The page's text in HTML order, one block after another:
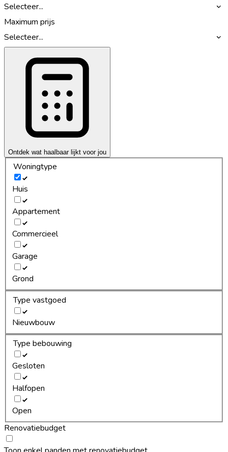
Selecteer...
Maximum prijs
Selecteer...
Ontdek wat haalbaar lijkt voor jou
Woningtype
Huis
Appartement
Commercieel
Garage
Grond
Type vastgoed
Nieuwbouw
Type bebouwing
Gesloten
Halfopen
Open
Renovatiebudget